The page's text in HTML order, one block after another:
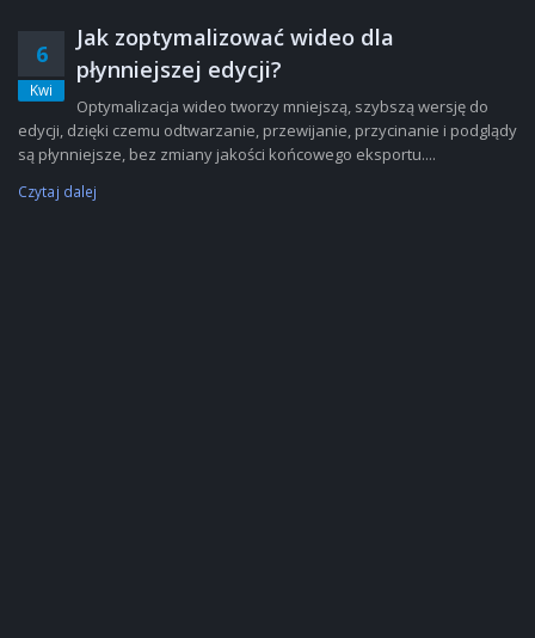
6
Kwi
Jak zoptymalizować wideo dla
płynniejszej edycji?
Optymalizacja wideo tworzy mniejszą, szybszą wersję do
edycji, dzięki czemu odtwarzanie, przewijanie, przycinanie i podglądy
są płynniejsze, bez zmiany jakości końcowego eksportu....
Czytaj dalej